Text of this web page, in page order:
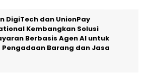
DigiTech dan UnionPay
Kembangkan Solusi
Berbasis Agen AI untuk
Pengadaan Barang dan Jasa